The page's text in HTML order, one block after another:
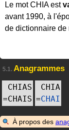
Le mot CHIA est
avant 1990, à
de dictionnaire de
5.1. Anagrammes
CHIAS
=CHAIS
CHIA
=CHAI
À propos des